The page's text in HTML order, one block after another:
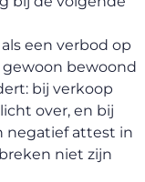
een verbod op
bewoond
bij verkoop
over, en bij
negatief attest in
niet zijn